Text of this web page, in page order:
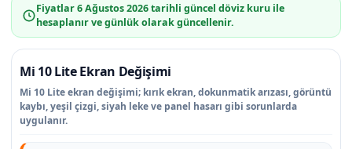
Fiyatlar6 Ağustos 2026tarihli güncel döviz kuru ile
hesaplanır ve günlük olarak güncellenir.
Mi 10 Lite Ekran Değişimi
Mi 10 Lite ekran değişimi; kırık ekran, dokunmatik arızası, görüntü
kaybı, yeşil çizgi, siyah leke ve panel hasarı gibi sorunlarda
uygulanır.